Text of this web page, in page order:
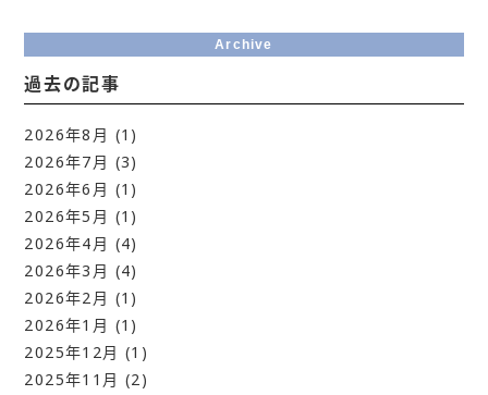
Archive
過去の記事
2026年8月 (1)
2026年7月 (3)
2026年6月 (1)
2026年5月 (1)
2026年4月 (4)
2026年3月 (4)
2026年2月 (1)
2026年1月 (1)
2025年12月 (1)
2025年11月 (2)